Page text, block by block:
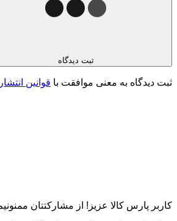
ثبت دیدگاه
ثبت دیدگاه به معنی موافقت با قوانین
کاربر پارس کالا عزیز! از مشارکتتان